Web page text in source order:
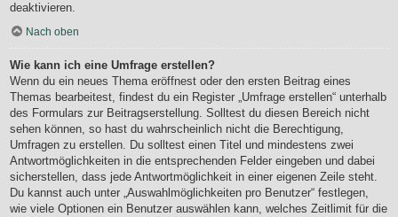
deaktivieren.
Nach oben
Wie kann ich eine Umfrage erstellen?
Wenn du ein neues Thema eröffnest oder den ersten Beitrag eines
Themas bearbeitest, findest du ein Register „Umfrage erstellen“ unterhalb
des Formulars zur Beitragserstellung. Solltest du diesen Bereich nicht
sehen können, so hast du wahrscheinlich nicht die Berechtigung,
Umfragen zu erstellen. Du solltest einen Titel und mindestens zwei
Antwortmöglichkeiten in die entsprechenden Felder eingeben und dabei
sicherstellen, dass jede Antwortmöglichkeit in einer eigenen Zeile steht.
Du kannst auch unter „Auswahlmöglichkeiten pro Benutzer“ festlegen,
wie viele Optionen ein Benutzer auswählen kann, welches Zeitlimit für die